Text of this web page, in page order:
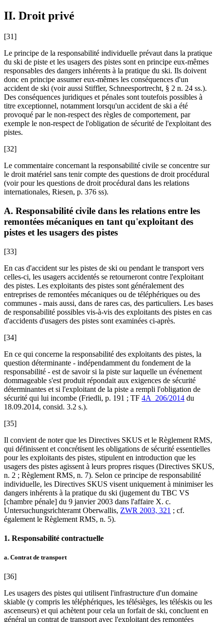
II. Droit privé
[31]
Le principe de la responsabilité individuelle prévaut dans la pratique
du ski de piste et les usagers des pistes sont en principe eux-mêmes
responsables des dangers inhérents à la pratique du ski. Ils doivent
donc en principe assumer eux-mêmes les conséquences d'un
accident de ski (voir aussi Stiffler, Schneesportrecht, § 2 n. 24 ss.).
Des conséquences juridiques et pénales sont toutefois possibles à
titre exceptionnel, notamment lorsqu'un accident de ski a été
provoqué par le non-respect des règles de comportement, par
exemple le non-respect de l'obligation de sécurité de l'exploitant des
pistes.
[32]
Le commentaire concernant la responsabilité civile se concentre sur
le droit matériel sans tenir compte des questions de droit procédural
(voir pour les questions de droit procédural dans les relations
internationales, Riesen, p. 376 ss).
A. Responsabilité civile dans les relations entre les
remontées mécaniques en tant qu'exploitant des
pistes et les usagers des pistes
[33]
En cas d'accident sur les pistes de ski ou pendant le transport vers
celles-ci, les usagers accidentés se retourneront contre l'exploitant
des pistes. Les exploitants des pistes sont généralement des
entreprises de remontées mécaniques ou de téléphériques ou des
communes - mais aussi, dans de rares cas, des particuliers. Les bases
de responsabilité possibles vis-à-vis des exploitants des pistes en cas
d'accidents d'usagers des pistes sont examinées ci-après.
[34]
En ce qui concerne la responsabilité des exploitants des pistes, la
question déterminante - indépendamment du fondement de la
responsabilité - est de savoir si la piste sur laquelle un événement
dommageable s'est produit répondait aux exigences de sécurité
déterminantes et si l'exploitant de la piste a rempli l'obligation de
sécurité qui lui incombe (Friedli, p. 191 ; TF 4A_206/2014 du
18.09.2014, consid. 3.2 s.).
[35]
Il convient de noter que les Directives SKUS et le Règlement RMS,
qui définissent et concrétisent les obligations de sécurité essentielles
pour les exploitants des pistes, stipulent en introduction que les
usagers des pistes agissent à leurs propres risques (Directives SKUS,
n. 2 ; Règlement RMS, n. 7). Selon ce principe de responsabilité
individuelle, les Directives SKUS visent uniquement à minimiser les
dangers inhérents à la pratique du ski (jugement du TBC VS
[chambre pénale] du 9 janvier 2003 dans l'affaire X. c.
Untersuchungsrichteramt Oberwallis, ZWR 2003, 321 ; cf.
également le Règlement RMS, n. 5).
1. Responsabilité contractuelle
a. Contrat de transport
[36]
Les usagers des pistes qui utilisent l'infrastructure d'un domaine
skiable (y compris les téléphériques, les télésièges, les téléskis ou les
ascenseurs) et qui achètent pour cela un forfait de ski, concluent en
général un contrat de transport avec l'exploitant des remontées